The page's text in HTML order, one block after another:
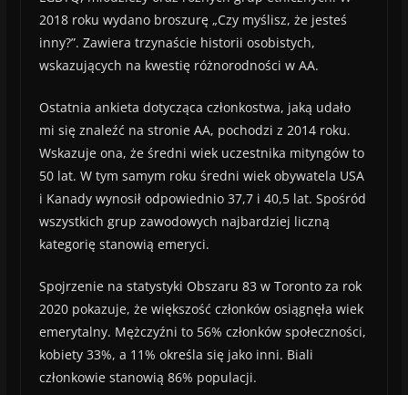
2018 roku wydano broszurę „Czy myślisz, że jesteś
inny?”. Zawiera trzynaście historii osobistych,
wskazujących na kwestię różnorodności w AA.
Ostatnia ankieta dotycząca członkostwa, jaką udało
mi się znaleźć na stronie AA, pochodzi z 2014 roku.
Wskazuje ona, że ​​średni wiek uczestnika mityngów to
50 lat. W tym samym roku średni wiek obywatela USA
i Kanady wynosił odpowiednio 37,7 i 40,5 lat. Spośród
wszystkich grup zawodowych najbardziej liczną
kategorię stanowią emeryci.
Spojrzenie na statystyki Obszaru 83 w Toronto za rok
2020 pokazuje, że większość członków osiągnęła wiek
emerytalny. Mężczyźni to 56% członków społeczności,
kobiety 33%, a 11% określa się jako inni. Biali
członkowie stanowią 86% populacji.